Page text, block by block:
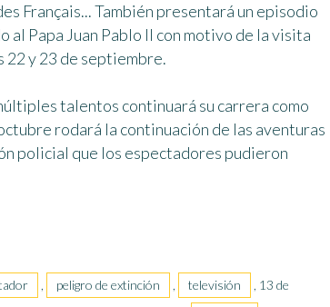
Français... También presentará un episodio
Papa Juan Pablo II con motivo de la visita
22 y 23 de septiembre.
talentos continuará su carrera como
rodará la continuación de las aventuras
policial que los espectadores pudieron
, peligro de extinción , televisión , 13 de